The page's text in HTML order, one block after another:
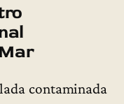
contaminada